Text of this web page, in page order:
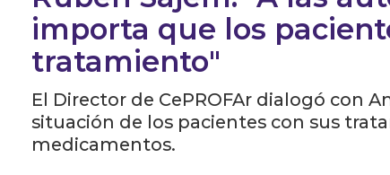
importa que los
tratamiento"
El Director de CePROFAr dialogó con
situación de los pacientes con sus
medicamentos.